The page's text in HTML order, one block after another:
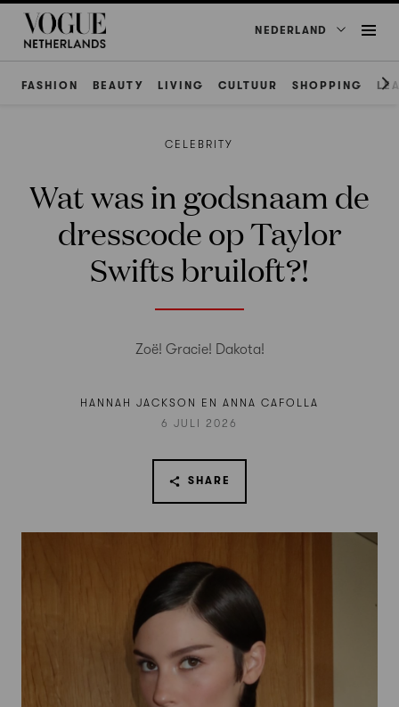
NEDERLAND
FASHION BEAUTY LIVING CULTUUR SHOPPING
CELEBRITY
Wat was in godsnaam de
dresscode op Taylor
Swifts bruiloft?!
Zoë! Gracie! Dakota!
HANNAH JACKSON EN ANNA CAFOLLA
6 JULI 2026
SHARE